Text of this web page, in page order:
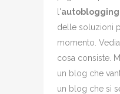
l'autoblogging
delle soluzioni
momento.
cosa consiste.
un blog che
un blog che si